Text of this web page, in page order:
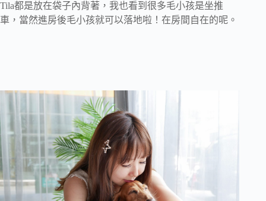
Tila都是放在袋子內背著，我也看到很多毛小孩是坐推
車，當然進房後毛小孩就可以落地啦！在房間自在的呢。